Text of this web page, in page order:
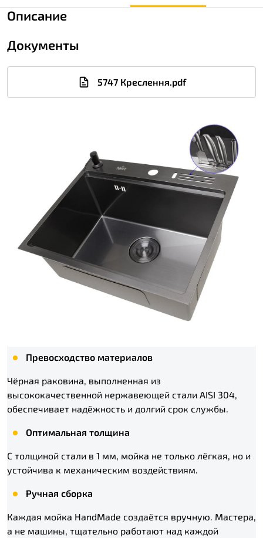
Описание
Документы
5747 Креслення.pdf
Превосходство материалов
Чёрная раковина, выполненная из
высококачественной нержавеющей стали AISI 304,
обеспечивает надёжность и долгий срок службы.
Оптимальная толщина
С толщиной стали в 1 мм, мойка не только лёгкая, но и
устойчива к механическим воздействиям.
Ручная сборка
Каждая мойка HandMade создаётся вручную. Мастера,
а не машины, тщательно работают над каждой